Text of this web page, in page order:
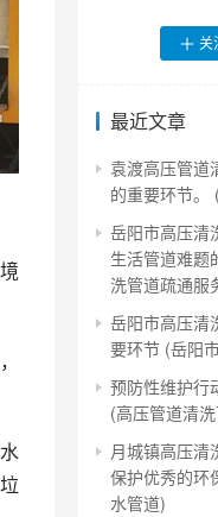
关
最近文章
袁渡高压管道
的重要环节。
岳阳市高压清
生活管道难题
洗管道疏通服
岳阳市高压
要环节 (岳阳
预防性维护行
(高压管道清
月城镇高压清
保护优秀的环
水管道)